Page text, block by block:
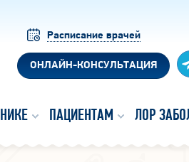
Расписание врачей
ОНЛАЙН-КОНСУЛЬТАЦИЯ
ПАЦИЕНТАМ ЛОР